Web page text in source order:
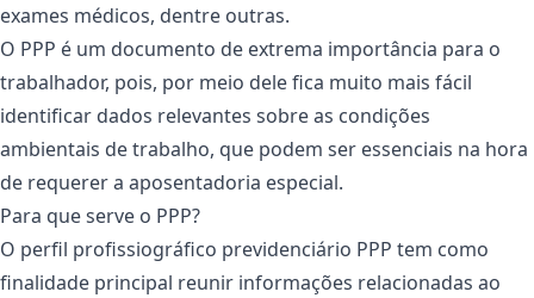
exames médicos, dentre outras.
O PPP é um documento de extrema importância para o
trabalhador, pois, por meio dele fica muito mais fácil
identificar dados relevantes sobre as condições
ambientais de trabalho, que podem ser essenciais na hora
de requerer a aposentadoria especial.
Para que serve o PPP?
O perfil profissiográfico previdenciário PPP tem como
finalidade principal reunir informações relacionadas ao